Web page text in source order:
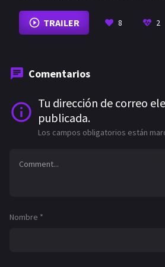
VER MÁSTRAILER 8 2
Comentarios
Tu dirección de correo
publicada.
Los campos obligatorios están
Nombre *